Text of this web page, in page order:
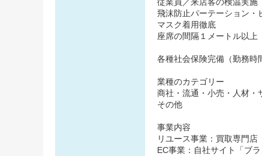
飛沫防止パーテーション・
マスク着用徹底
座席の間隔１メートル以上
各種社会保険完備（勤務時
業種のカテゴリー
商社・流通・小売・人材・
その他
事業内容
リユース事業：買取専門店
EC事業：自社サイト「ブラ